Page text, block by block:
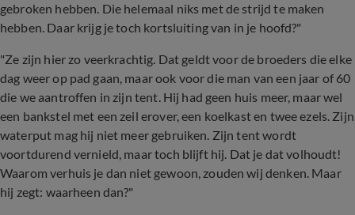
gebroken hebben. Die helemaal niks met de strijd te maken
hebben. Daar krijg je toch kortsluiting van in je hoofd?"
"Ze zijn hier zo veerkrachtig. Dat geldt voor de broeders die elke
dag weer op pad gaan, maar ook voor die man van een jaar of 60
die we aantroffen in zijn tent. Hij had geen huis meer, maar wel
een bankstel met een zeil erover, een koelkast en twee ezels. Zijn
waterput mag hij niet meer gebruiken. Zijn tent wordt
voortdurend vernield, maar toch blijft hij. Dat je dat volhoudt!
Waarom verhuis je dan niet gewoon, zouden wij denken. Maar
hij zegt: waarheen dan?"